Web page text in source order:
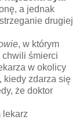
a jednak
drugiej
, w którym
chwili śmierci
w okolicy
kiedy zdarza się
że doktor
lekarz